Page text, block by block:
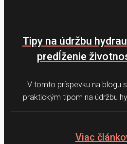
Tipy na údržbu
predĺženie
V tomto príspevku na blogu
praktickým tipom na údržbu
Viac